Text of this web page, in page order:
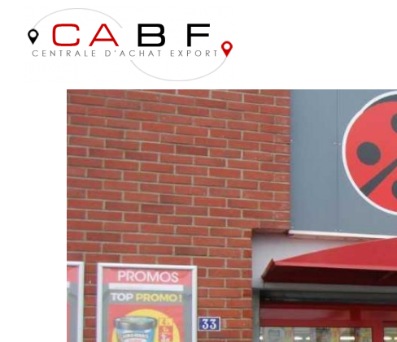
9 mai 2023
by
Équipe CABF in ENSEIGNES & CONCEPTS